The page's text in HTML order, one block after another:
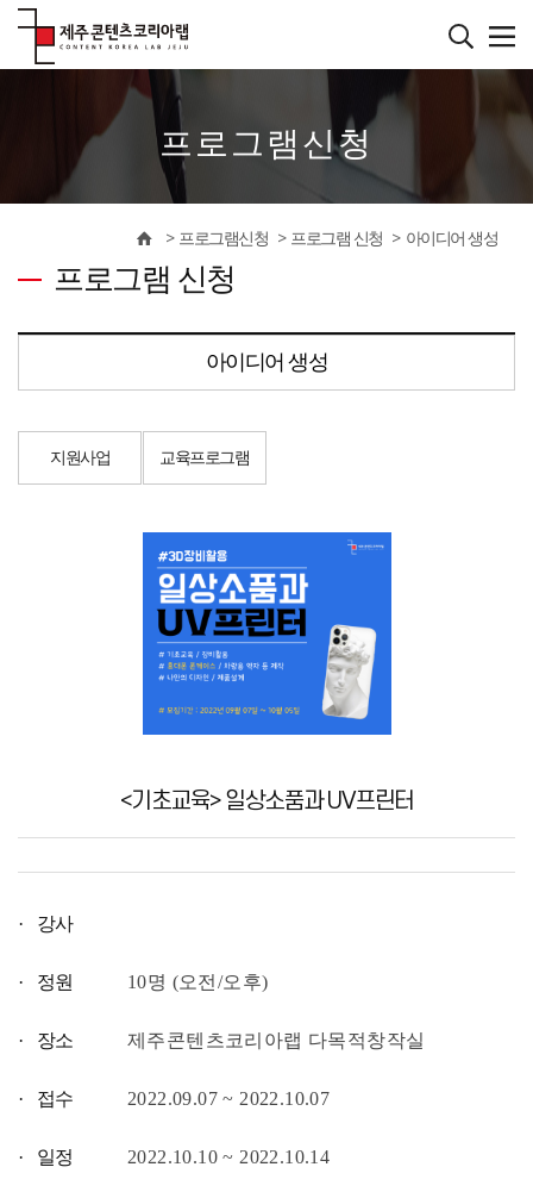
본
문
프로그램신청
프로그램 신청
프로그램신청 프로그램 신청 아이디어 생성
아이디어 생성
지원사업 교육프로그램
<기초교육> 일상소품과 UV프린터
· 강사
· 정원 10명 (오전/오후)
· 장소 제주콘텐츠코리아랩 다목적창작실
· 접수 2022.09.07 ~ 2022.10.07
· 일정 2022.10.10 ~ 2022.10.14